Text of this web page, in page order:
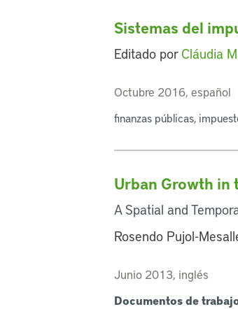
Sistemas del
Editado por Cláudia
Octubre 2016, español
finanzas públicas,
Urban Growth in
A Spatial and
Rosendo Pujol-
Junio 2013, inglés
Documentos de